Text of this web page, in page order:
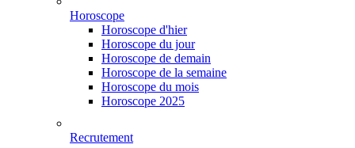
Horoscope
Horoscope d'hier
Horoscope du jour
Horoscope de demain
Horoscope de la semaine
Horoscope du mois
Horoscope 2025
Recrutement